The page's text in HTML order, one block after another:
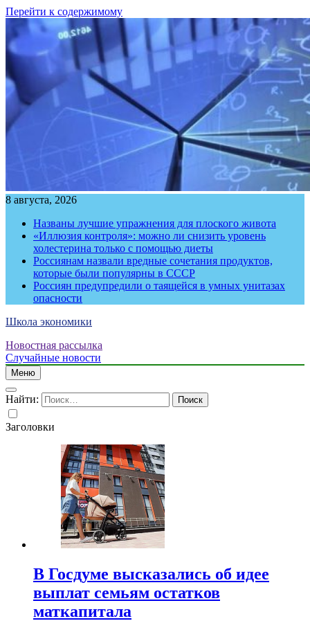
Перейти к содержимому
8 августа, 2026
Названы лучшие упражнения для плоского живота
«Иллюзия контроля»: можно ли снизить уровень
холестерина только с помощью диеты
Россиянам назвали вредные сочетания продуктов,
которые были популярны в СССР
Россиян предупредили о таящейся в умных унитазах
опасности
Школа экономики
Новостная рассылка
Случайные новости
Меню
Найти:
Заголовки
В Госдуме высказались об идее
выплат семьям остатков
маткапитала